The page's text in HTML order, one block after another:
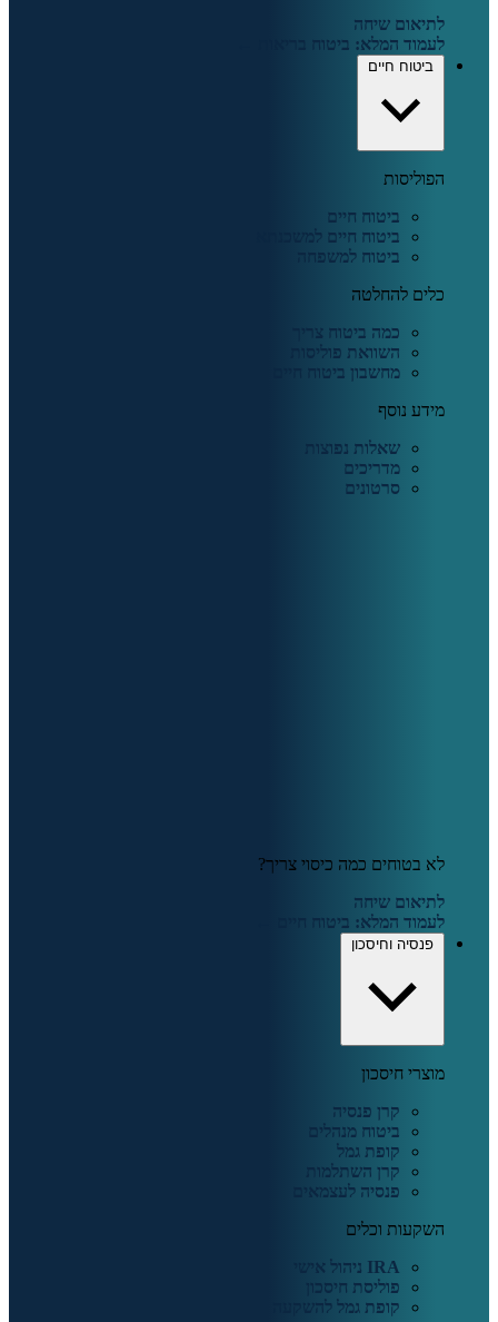
לתיאום שיחה
לעמוד המלא: ביטוח בריאות ←
ביטוח חיים
הפוליסות
ביטוח חיים
ביטוח חיים למשכנתא
ביטוח למשפחה
כלים להחלטה
כמה ביטוח צריך
השוואת פוליסות
מחשבון ביטוח חיים
מידע נוסף
שאלות נפוצות
מדריכים
סרטונים
לא בטוחים כמה כיסוי צריך?
לתיאום שיחה
לעמוד המלא: ביטוח חיים ←
פנסיה וחיסכון
מוצרי חיסכון
קרן פנסיה
ביטוח מנהלים
קופת גמל
קרן השתלמות
פנסיה לעצמאים
השקעות וכלים
IRA ניהול אישי
פוליסת חיסכון
קופת גמל להשקעה